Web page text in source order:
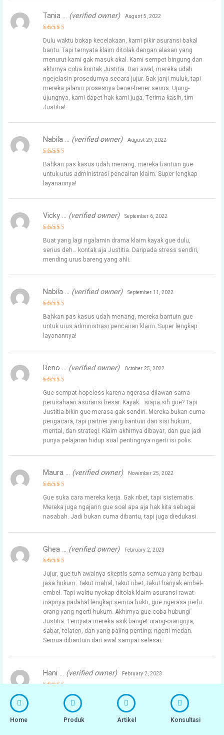
out of 5
Tania … (verified owner) August 5, 2022
Dulu waktu bokap kecelakaan, kami pikir asuransi bakal
bantu. Tapi ternyata klaim ditolak dengan alasan yang
menurut kami gak masuk akal. Kami sempet bingung dan
akhirnya coba kontak Justitia. Dari awal, mereka udah
ngejelasin prosedurnya secara jujur. Gak janji muluk, tapi
mereka jalanin prosesnya bener-bener serius. Ujung-
ujungnya, kami dapet hak kami juga. Terima kasih, tim
Justitia!
out of 5
Nabila … (verified owner) August 29, 2022
Bahkan pas kasus udah menang, mereka bantuin gue
untuk urus administrasi pencairan klaim. Super lengkap
layanannya!
out of 5
Vicky … (verified owner) September 6, 2022
Buat yang lagi ngalamin drama klaim kayak gue dulu,
serius deh… kontak aja Justitia. Daripada stress sendiri,
mending urus bareng yang ahli.
Rated
out of 5
Nabila … (verified owner) September 11, 2022
Bahkan pas kasus udah menang, mereka bantuin gue
untuk urus administrasi pencairan klaim. Super lengkap
layanannya!
out of 5
Reno … (verified owner) October 25, 2022
Gue sempat hopeless karena ngerasa dilawan sama
perusahaan asuransi besar. Kayak… siapa sih gue? Tapi
Justitia bikin gue merasa gak sendiri. Mereka bukan cuma
pengacara, tapi partner yang bantuin dari sisi hukum,
mental, dan strategi. Klaim akhirnya dibayar, dan gue jadi
punya pelajaran hidup soal pentingnya ngerti isi polis.
Rated
out of 5
Maura … (verified owner) November 25, 2022
Gue suka cara mereka kerja. Gak ribet, tapi sistematis.
Mereka juga ngajarin gue soal apa aja hak kita sebagai
nasabah. Jadi bukan cuma dibantu, tapi juga diedukasi.
out of 5
Ghea … (verified owner) February 2, 2023
Jujur, gue tuh awalnya skeptis sama semua yang berbau
jasa hukum. Takut mahal, takut ribet, takut banyak embel-
embel. Tapi waktu nyokap ditolak klaim asuransi rawat
inapnya padahal lengkap semua bukti, gue ngerasa perlu
orang yang ngerti hukum. Akhirnya gue coba hubungi
Justitia. Ternyata mereka asik banget orang-orangnya,
sabar, telaten, dan yang paling penting: ngerti medan.
Semua dibantuin dari awal sampai selesai.
out of 5
Hani … (verified owner) February 2, 2023
Satu hal yang gue inget banget: mereka gak pernah kasih
harapan palsu. Realistis tapi tetap optimis.
Home Produk Artikel Konsultasi